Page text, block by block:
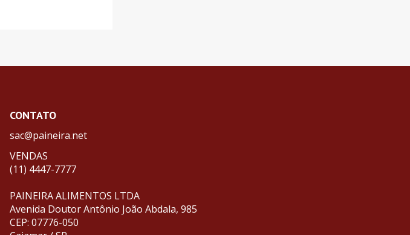
CONTATO
sac@paineira.net
VENDAS
(11) 4447-7777
PAINEIRA ALIMENTOS LTDA
Avenida Doutor Antônio João Abdala, 985
CEP: 07776-050